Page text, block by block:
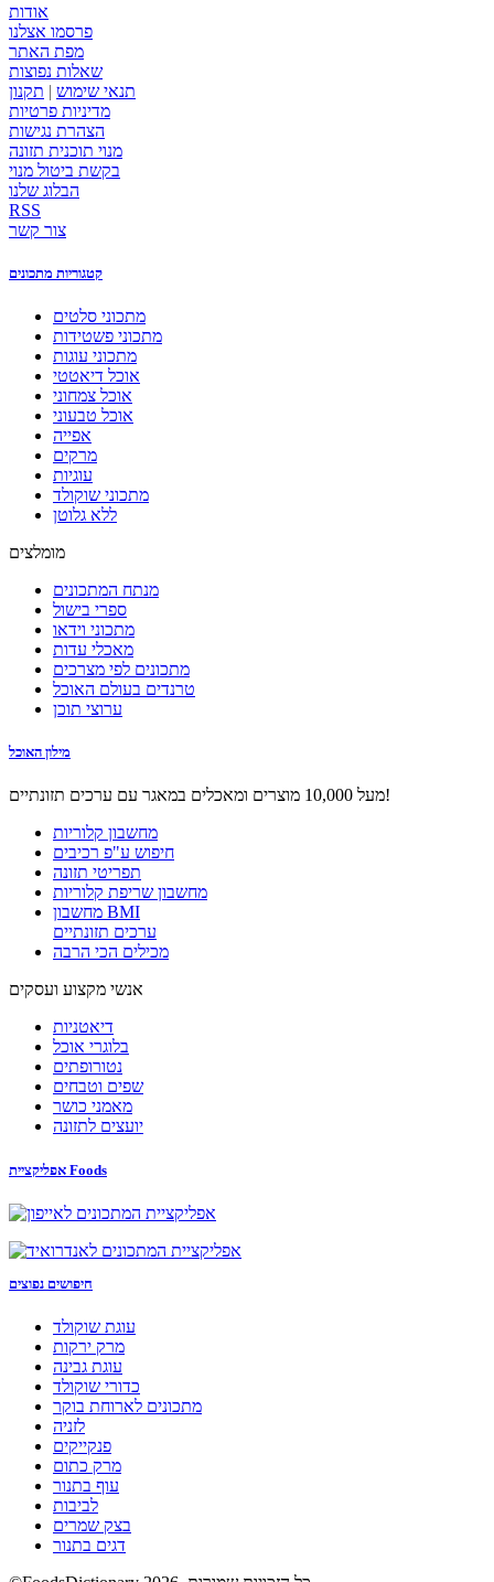
אודות
פרסמו אצלנו
מפת האתר
שאלות נפוצות
תנאי שימוש | תקנון
מדיניות פרטיות
הצהרת נגישות
מנוי תוכנית תזונה
בקשת ביטול מנוי
הבלוג שלנו
RSS
צור קשר
קטגוריות מתכונים
מתכוני סלטים
מתכוני פשטידות
מתכוני עוגות
אוכל דיאטטי
אוכל צמחוני
אוכל טבעוני
אפייה
מרקים
עוגיות
מתכוני שוקולד
ללא גלוטן
מומלצים
מנתח המתכונים
ספרי בישול
מתכוני וידאו
מאכלי עדות
מתכונים לפי מצרכים
טרנדים בעולם האוכל
ערוצי תוכן
מילון האוכל
מעל 10,000 מוצרים ומאכלים במאגר עם ערכים תזונתיים!
מחשבון קלוריות
חיפוש ע"פ רכיבים
תפריטי תזונה
מחשבון שריפת קלוריות
מחשבון BMI
ערכים תזונתיים
מכילים הכי הרבה
אנשי מקצוע ועסקים
דיאטניות
בלוגרי אוכל
נטורופתים
שפים וטבחים
מאמני כושר
יועצים לתזונה
אפליקציית Foods
חיפושים נפוצים
עוגת שוקולד
מרק ירקות
עוגת גבינה
כדורי שוקולד
מתכונים לארוחת בוקר
לזניה
פנקייקים
מרק כתום
עוף בתנור
לביבות
בצק שמרים
דגים בתנור